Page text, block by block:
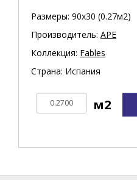
Размеры: 90х30 (0.27м2)
Производитель: APE
Коллекция: Fables
Страна: Испания